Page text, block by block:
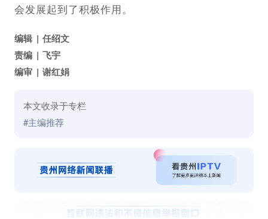
会发展起到了积极作用。
编辑
任绍文
责编
飞宇
编审
谢红娟
本文收录于专栏
#主编推荐